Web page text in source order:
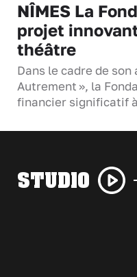
NÎMES La
projet
théâtre
Dans le cadre de
Autrement », la
financier significatif
STUDIO